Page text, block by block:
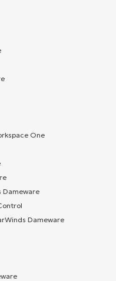
One
Dameware
Dameware